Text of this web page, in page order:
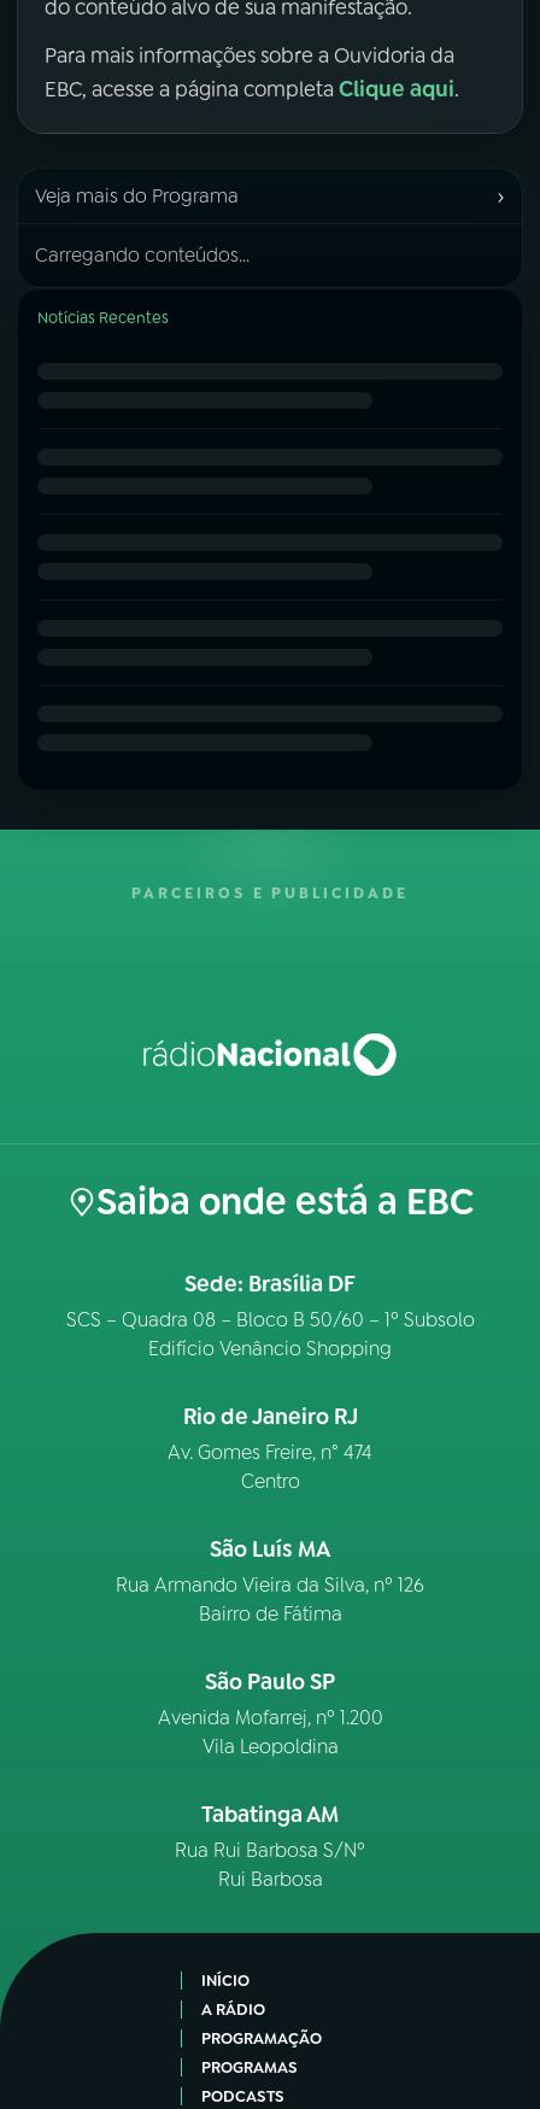
do conteúdo alvo de sua manifestação.
Para mais informações sobre a Ouvidoria da
EBC, acesse a página completa Clique aqui.
Veja mais do Programa ›
Carregando conteúdos...
Notícias Recentes
PARCEIROS E PUBLICIDADE
Saiba onde está a EBC
Sede: Brasília DF
SCS – Quadra 08 – Bloco B 50/60 – 1º Subsolo
Edifício Venâncio Shopping
Rio de Janeiro RJ
Av. Gomes Freire, n° 474
Centro
São Luís MA
Rua Armando Vieira da Silva, nº 126
Bairro de Fátima
São Paulo SP
Avenida Mofarrej, nº 1.200
Vila Leopoldina
Tabatinga AM
Rua Rui Barbosa S/Nº
Rui Barbosa
INÍCIO
A RÁDIO
PROGRAMAÇÃO
PROGRAMAS
PODCASTS